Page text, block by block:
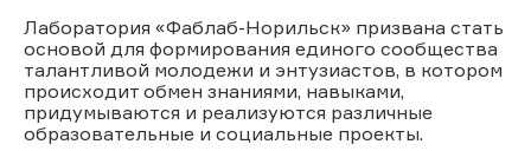
Лаборатория «Фаблаб-Норильск» призвана стать
основой для формирования единого сообщества
талантливой молодежи и энтузиастов, в котором
происходит обмен знаниями, навыками,
придумываются и реализуются различные
образовательные и социальные проекты.